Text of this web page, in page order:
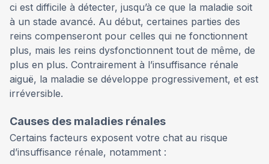
ci est difficile à détecter, jusqu’à ce que la maladie soit
à un stade avancé. Au début, certaines parties des
reins compenseront pour celles qui ne fonctionnent
plus, mais les reins dysfonctionnent tout de même, de
plus en plus. Contrairement à l’insuffisance rénale
aiguë, la maladie se développe progressivement, et est
irréversible.
Causes des maladies rénales
Certains facteurs exposent votre chat au risque
d’insuffisance rénale, notamment :